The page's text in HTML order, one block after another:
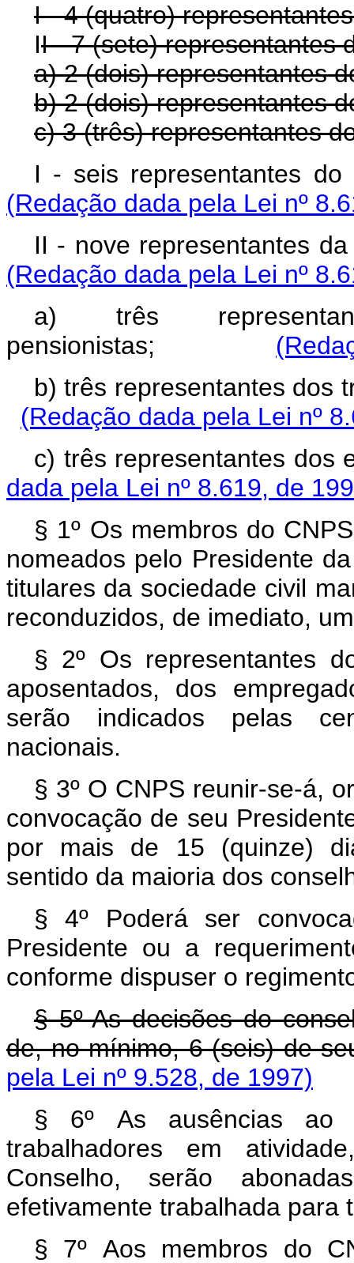
I - 4 (quatro)
II - 7 (sete) representantes
a) 2 (dois) representantes
b) 2 (dois) representantes
c) 3 (três) representantes
I - seis
(Redação dada pela Lei nº
II - nove
(Redação dada pela Lei nº
a) três
pensionistas;
b) três representantes
(Redação dada pela Lei nº
c) três
dada pela Lei nº 8.619, de
§ 1º Os membros do
nomeados pelo Presidente
titulares da sociedade civil
reconduzidos, de imediato,
§ 2º Os representantes
aposentados, dos
serão indicados pelas
nacionais.
§ 3º O CNPS reunir-se-á,
convocação de seu
por mais de 15 (quinze)
sentido da maioria dos
§ 4º Poderá ser
Presidente ou a
conforme dispuser o
§ 5º As decisões do
de, no mínimo, 6 (seis) de
pela Lei nº 9.528, de 1997)
§ 6º As ausências ao
trabalhadores em
Conselho, serão
efetivamente trabalhada para
§ 7º Aos membros do